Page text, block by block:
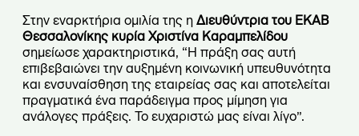
Στην εναρκτήρια ομιλία της η Διευθύντρια του ΕΚΑΒ
Θεσσαλονίκης κυρία Χριστίνα Καραμπελίδου
σημείωσε χαρακτηριστικά, “Η πράξη σας αυτή
επιβεβαιώνει την αυξημένη κοινωνική υπευθυνότητα
και ενσυναίσθηση της εταιρείας σας και αποτελείται
πραγματικά ένα παράδειγμα προς μίμηση για
ανάλογες πράξεις. Το ευχαριστώ μας είναι λίγο”.